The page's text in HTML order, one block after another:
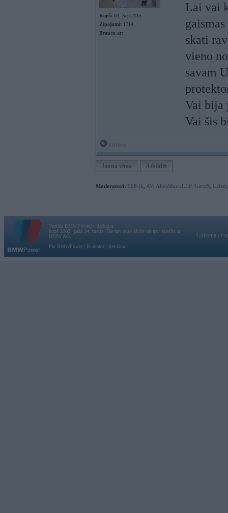
Kopš: 03. Sep 2015
Ziņojumi: 1714
Braucu ar:
Lai vai
skati
vieno
savam
Vai bija
Vai šis
Jauna tēma Atbildēt
Moderatori: 968-jk AV AiwaShuraLLP, GirtzB Lafter
Vortāls BMWPower.lv darbojas
kopš 2002. gada 14. maija. Tas nav auto klubs un nav saistīts ar
BMW AG.
Par BMWPower
Kontakti Reklāma
Galvena